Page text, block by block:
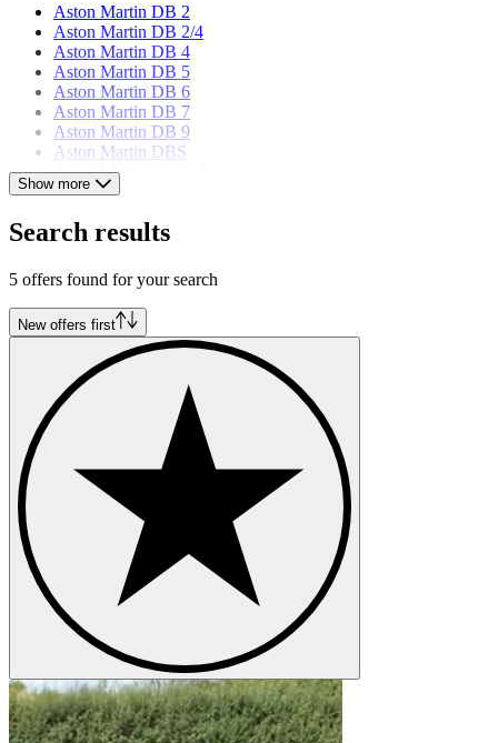
Aston Martin DB 2
Aston Martin DB 2/4
Aston Martin DB 4
Aston Martin DB 5
Aston Martin DB 6
Aston Martin DB 7
Aston Martin DB 9
Aston Martin DBS
Aston Martin Lagonda
Aston Martin V8
Aston Martin Vantage
Show more
Search results
5 offers found for your search
New offers first